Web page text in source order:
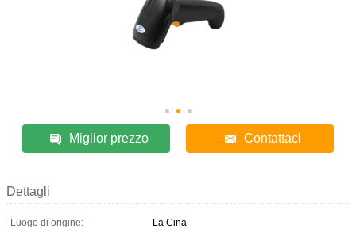
Miglior prezzo Contattaci
Dettagli
Luogo di origine:
La Cina